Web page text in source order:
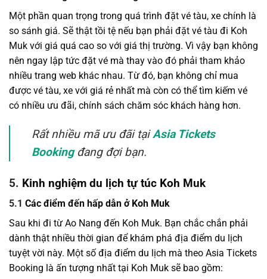
Một phần quan trọng trong quá trình đặt vé tàu, xe chính là
so sánh giá. Sẽ thật tồi tệ nếu bạn phải đặt vé tàu đi Koh
Muk với giá quá cao so với giá thị trường. Vì vậy bạn không
nên ngay lập tức đặt vé mà thay vào đó phải tham khảo
nhiều trang web khác nhau. Từ đó, bạn không chỉ mua
được vé tàu, xe với giá rẻ nhất mà còn có thể tìm kiếm vé
có nhiều ưu đãi, chính sách chăm sóc khách hàng hơn.
Rất nhiều mã ưu đãi tạiAsia Tickets
Bookingđang đợi bạn.
5. Kinh nghiệm du lịch tự túc Koh Muk
5.1 Các điểm đến hấp dẫn ở Koh Muk
Sau khi đi từ Ao Nang đến Koh Muk. Bạn chắc chắn phải
dành thật nhiều thời gian để khám phá địa điểm du lịch
tuyệt vời này. Một số địa điểm du lịch mà theo Asia Tickets
Booking là ấn tượng nhất tại Koh Muk sẽ bao gồm: